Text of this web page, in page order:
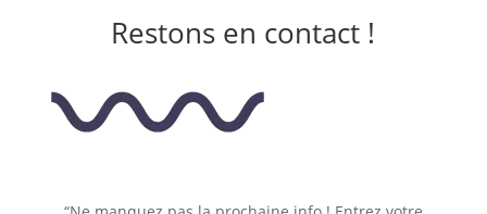
Restons en contact !